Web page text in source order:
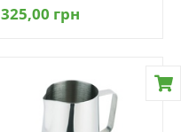
325,00 грн